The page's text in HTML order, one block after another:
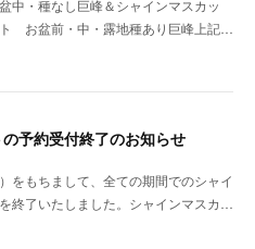
中・種なし巨峰＆シャインマスカッ
お盆前・中・露地種あり巨峰上記…
予約受付終了のお知らせ
をもちまして、全ての期間でのシャイ
終了いたしました。シャインマスカ…